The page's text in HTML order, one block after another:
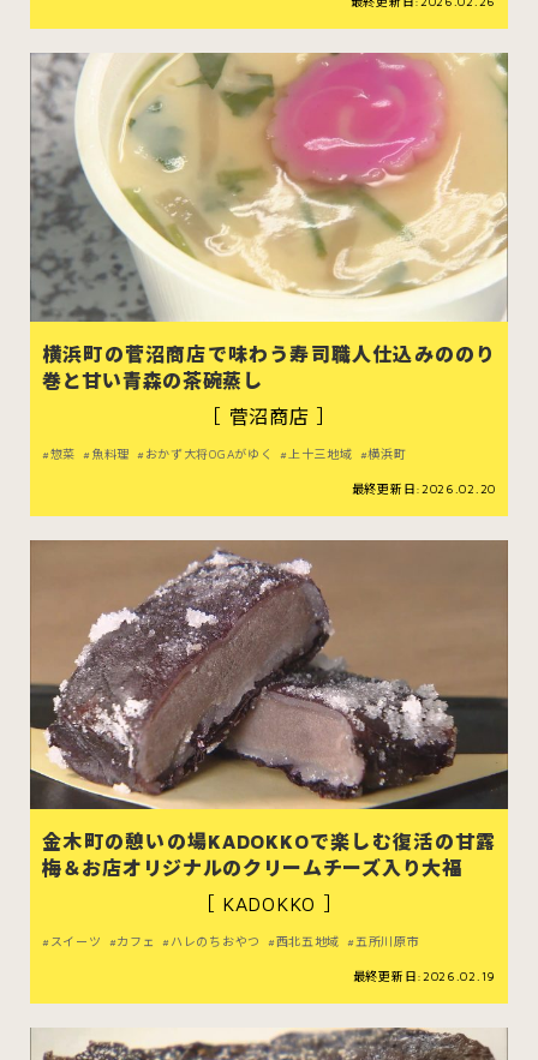
横浜町の菅沼商店で味わう寿司職人仕込みののり
巻と甘い青森の茶碗蒸し
［ 菅沼商店 ］
惣菜 魚料理 おかず大将OGAがゆく 上十三地域 横浜町
最終更新日:2026.02.20
金木町の憩いの場KADOKKOで楽しむ復活の甘露
梅＆お店オリジナルのクリームチーズ入り大福
［ KADOKKO ］
スイーツ カフェ ハレのちおやつ 西北五地域 五所川原市
最終更新日:2026.02.19